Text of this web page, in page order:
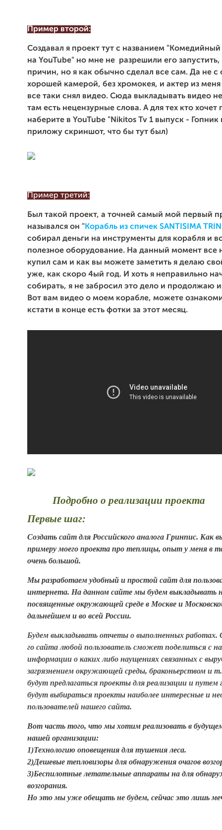
Пример второй:
Создавал я проект тут с названием
на YouTube" но мне не разрешили его запустить,
причин, но я как обычно сделал все сам. Да не с
хорошей камерой, без хромокея, и актер из меня
все таки снял видео. Сюда выкладывать видео
там есть нецензурные слова. А для тех кто хочет
наберите в YouTube "Nikitos Tv 1 выпуск - Гопник
приложу скриншот, что бы тут был)
Пример третий:
Был такой проект, а точней самый мой первый
назывался он "Корабль из спичек SANTISIMA
собирал деньги на инструменты для корабля и
полезное оборудование. На данный момент все
купил сам и как вы можете заметить я делаю
уже, как скоро 4ый год. И хоть я неправильно
собирать, я не забросил это дело и продолжаю
Вот вам видео о моем корабле, можете
кстати в конце есть фотки за этот месяц.
Подробно о реализации проекта
Первые шаг:
Создать сайт для Российского аналога Гринпис. Как
примеру моего проекта про теплицы, опыт у меня в
очень большой.
Мы разработаем удобный и простой сайт для
интернета. На данном сайте мы будем выкладывать
посвященные окружающей среде в Москве и
дальнейшем и во всей России.
Будем выкладывать отчеты о выполненных
го сайта любой пользователь сможет поделиться с
информации о каких либо наущениях связанных с
загрязнением окружающей среды, браконьерством и
будут предлагаться проекты для реализации и путем
будут выбираться проекты наиболее интересные и
пользователей нашего сайта.
Вот часть того, что мы хотим реализовать в
нашей организации:
1)Технологию оповещения для тушения леса.
2)Дешевые тепловизоры для обнаружения очагов
3)Беспилотные летательные аппараты на для
возгорания.
Но это мы уже обещать не будем, сейчас это лишь